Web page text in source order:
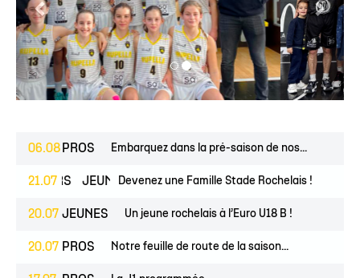
06.08 PROS Embarquez dans la pré-saison de nos...
21.07
ESPOIRS JEUNES Devenez une Famille Stade Rochelais !
20.07 JEUNES Un jeune rochelais à l’Euro U18 B !
20.07 PROS Notre feuille de route de la saison...